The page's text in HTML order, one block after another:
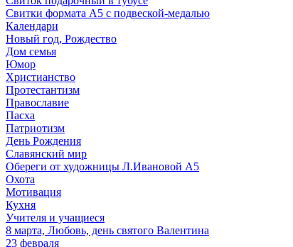
Свитки формата А5 с подвеской-медалью
Календари
Новый год, Рождество
Дом семья
Юмор
Христианство
Протестантизм
Православие
Пасха
Патриотизм
День Рождения
Славянский мир
Обереги от художницы Л.Ивановой А5
Охота
Мотивация
Кухня
Учителя и учащиеся
8 марта, Любовь, день святого Валентина
23 февраля